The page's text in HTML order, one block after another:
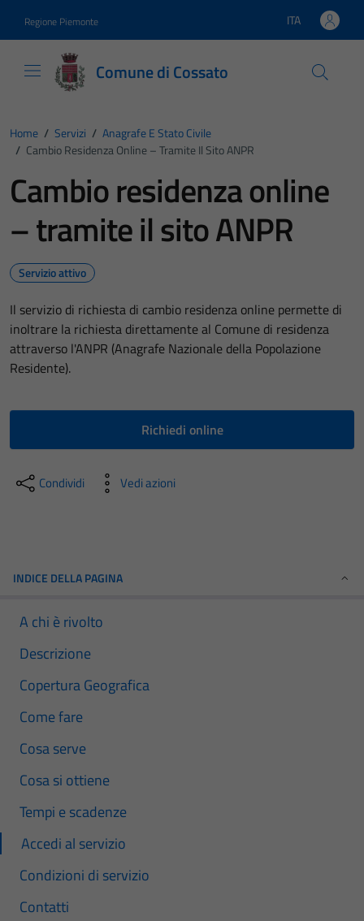
Regione Piemonte Lingua attiva:
ITA
Comune di Cossato
Home / Servizi / Anagrafe E Stato Civile
/ Cambio Residenza Online – Tramite Il Sito ANPR
Cambio residenza online
– tramite il sito ANPR
Servizio attivo
Il servizio di richiesta di cambio residenza online permette di
inoltrare la richiesta direttamente al Comune di residenza
attraverso l'ANPR (Anagrafe Nazionale della Popolazione
Residente).
Richiedi online
Condividi Vedi azioni
INDICE DELLA PAGINA
A chi è rivolto
Descrizione
Copertura Geografica
Come fare
Cosa serve
Cosa si ottiene
Tempi e scadenze
Accedi al servizio
Condizioni di servizio
Contatti